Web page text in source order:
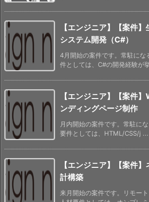
【エンジニア】【案件
システム開発（C#）
4月開始の案件です。常駐にな
件としては、C#の開発経験が
【エンジニア】【案件
ンディングページ制作
月内開始の案件です。常駐に
要件としては、HTML/CSS/j ...
【エンジニア】【案件
計構築
来月開始の案件です。リモート